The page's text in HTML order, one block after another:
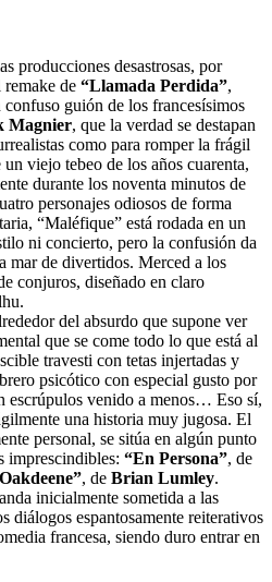
producciones desastrosas, por
remake de “Llamada Perdida”,
guión de los francesísimos
Magnier, que la verdad se destapan
como para romper la frágil
viejo tebeo de los años cuarenta,
durante los noventa minutos de
personajes odiosos de forma
“Maléfique” está rodada en un
ni concierto, pero la confusión da
mar de divertidos. Merced a los
conjuros, diseñado en claro
del absurdo que supone ver
que se come todo lo que está al
travesti con tetas injertadas y
psicótico con especial gusto por
escrúpulos venido a menos… Eso sí,
una historia muy jugosa. El
personal, se sitúa en algún punto
imprescindibles: “En Persona”, de
, de Brian Lumley.
inicialmente sometida a las
diálogos espantosamente reiterativos
francesa, siendo duro entrar en